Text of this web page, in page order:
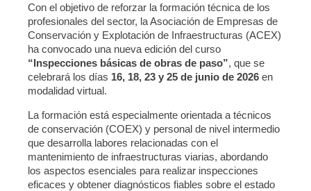
Con el objetivo de reforzar la formación técnica de los
profesionales del sector, la Asociación de Empresas de
Conservación y Explotación de Infraestructuras (ACEX)
ha convocado una nueva edición del curso
“Inspecciones básicas de obras de paso”, que se
celebrará los días 16, 18, 23 y 25 de junio de 2026 en
modalidad virtual.
La formación está especialmente orientada a técnicos
de conservación (COEX) y personal de nivel intermedio
que desarrolla labores relacionadas con el
mantenimiento de infraestructuras viarias, abordando
los aspectos esenciales para realizar inspecciones
eficaces y obtener diagnósticos fiables sobre el estado